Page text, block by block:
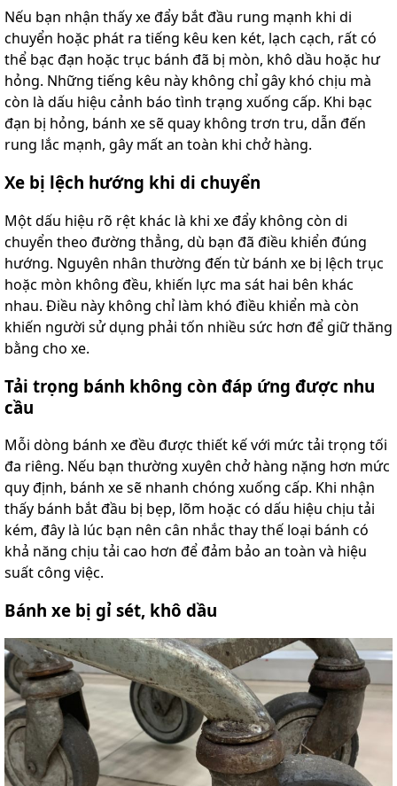
Nếu bạn nhận thấy xe đẩy bắt đầu rung mạnh khi di
chuyển hoặc phát ra tiếng kêu ken két, lạch cạch, rất có
thể bạc đạn hoặc trục bánh đã bị mòn, khô dầu hoặc hư
hỏng. Những tiếng kêu này không chỉ gây khó chịu mà
còn là dấu hiệu cảnh báo tình trạng xuống cấp. Khi bạc
đạn bị hỏng, bánh xe sẽ quay không trơn tru, dẫn đến
rung lắc mạnh, gây mất an toàn khi chở hàng.
Xe bị lệch hướng khi di chuyển
Một dấu hiệu rõ rệt khác là khi xe đẩy không còn di
chuyển theo đường thẳng, dù bạn đã điều khiển đúng
hướng. Nguyên nhân thường đến từ bánh xe bị lệch trục
hoặc mòn không đều, khiến lực ma sát hai bên khác
nhau. Điều này không chỉ làm khó điều khiển mà còn
khiến người sử dụng phải tốn nhiều sức hơn để giữ thăng
bằng cho xe.
Tải trọng bánh không còn đáp ứng được nhu
cầu
Mỗi dòng bánh xe đều được thiết kế với mức tải trọng tối
đa riêng. Nếu bạn thường xuyên chở hàng nặng hơn mức
quy định, bánh xe sẽ nhanh chóng xuống cấp. Khi nhận
thấy bánh bắt đầu bị bẹp, lõm hoặc có dấu hiệu chịu tải
kém, đây là lúc bạn nên cân nhắc thay thế loại bánh có
khả năng chịu tải cao hơn để đảm bảo an toàn và hiệu
suất công việc.
Bánh xe bị gỉ sét, khô dầu